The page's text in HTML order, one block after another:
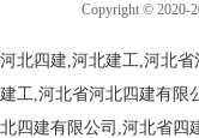
Copyright ©
河北四建,河北建工,河北
建工,河北省河北四建有限
北四建有限公司,河北省四